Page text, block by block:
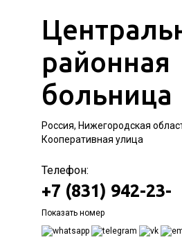
районная
больница
Россия, Нижегородская
Кооперативная улица
Телефон:
+7 (831) 942-23-
Показать номер